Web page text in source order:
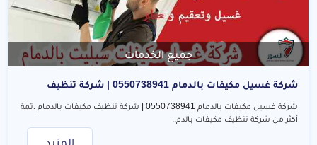
جميع الخدمات
شركة غسيل مكيفات بالدمام 0550738941 | شركة تنظيف
شركة غسيل مكيفات بالدمام 0550738941 | شركة تنظيف مكيفات بالدمام ،ثمة
أكثر من شركة تنظيف مكيفات بالدم..